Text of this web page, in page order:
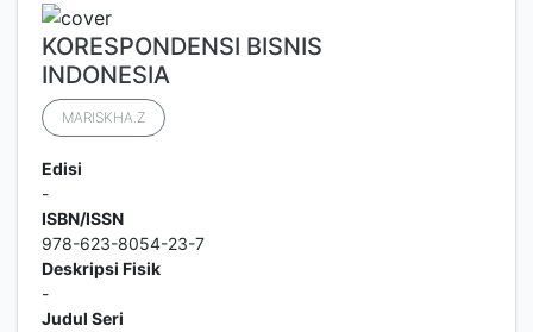
KORESPONDENSI BISNIS
INDONESIA
MARISKHA.Z
Edisi
-
ISBN/ISSN
978-623-8054-23-7
Deskripsi Fisik
-
Judul Seri